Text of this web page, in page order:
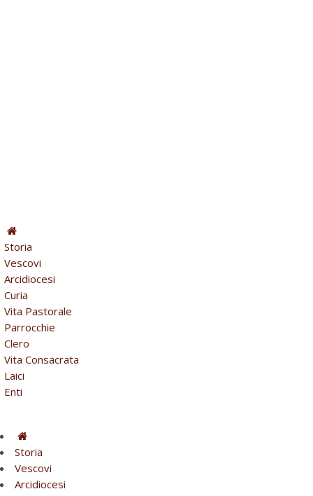
Storia
Vescovi
Arcidiocesi
Curia
Vita Pastorale
Parrocchie
Clero
Vita Consacrata
Laici
Enti
Storia
Vescovi
Arcidiocesi